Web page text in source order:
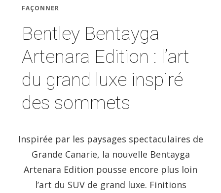
FAÇONNER
Bentley Bentayga
Artenara Edition : l’art
du grand luxe inspiré
des sommets
Inspirée par les paysages spectaculaires de
Grande Canarie, la nouvelle Bentayga
Artenara Edition pousse encore plus loin
l’art du SUV de grand luxe. Finitions